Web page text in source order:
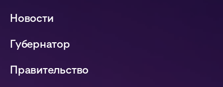
Новости
Губернатор
Правительство